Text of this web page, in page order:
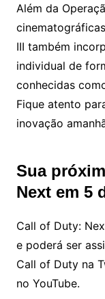
Além da
III também
individual de
conhecidas
Fique atento
inovação
Sua
Next em 5
Call of Duty:
e poderá ser
Call of Duty na
no YouTube.